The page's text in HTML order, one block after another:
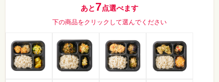
あと7点選べます
下の商品をクリックして選んでください